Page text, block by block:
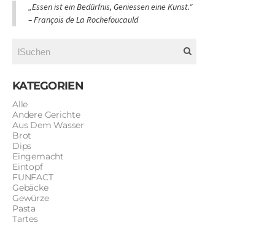
„Essen ist ein Bedürfnis, Geniessen eine Kunst.“
​– François de La Rochefoucauld
KATEGORIEN
Alle
Andere Gerichte
Aus Dem Wasser
Brot
Dips
Eingemacht
Eintopf
FUNFACT
Gebäcke
Gewürze
Pasta
Tartes